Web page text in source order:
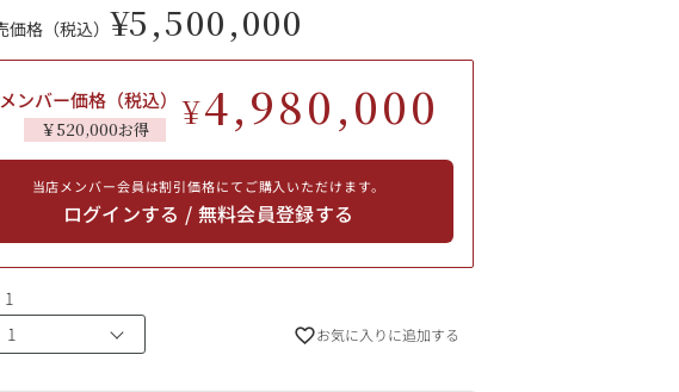
白ワイン
価格（税込） ¥5,500,000
ンバー価格（税込）
￥520,000お得 ¥4,980,000
当店メンバー会員は割引価格にてご購入いただけます。
ログインする / 無料会員登録する
1
お気に入りに追加する